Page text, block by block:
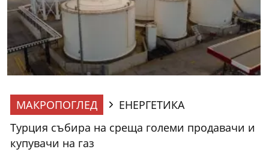
МАКРОПОГЛЕД
ЕНЕРГЕТИКА
Турция събира на среща големи продавачи и
купувачи на газ